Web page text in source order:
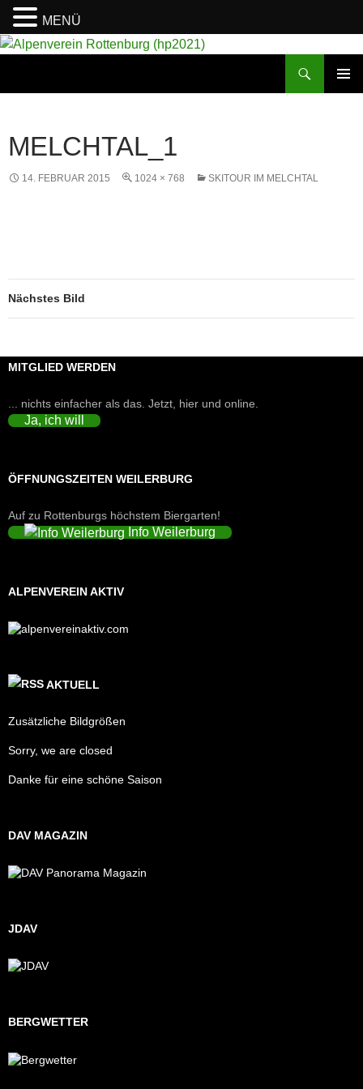
MELCHTAL_1
14. FEBRUAR 2015 1024 × 768 SKITOUR IM MELCHTAL
Nächstes Bild
MITGLIED WERDEN
... nichts einfacher als das. Jetzt, hier und online.
Ja, ich will
ÖFFNUNGSZEITEN WEILERBURG
Auf zu Rottenburgs höchstem Biergarten!
Info Weilerburg
ALPENVEREIN AKTIV
AKTUELL
Zusätzliche Bildgrößen
Sorry, we are closed
Danke für eine schöne Saison
DAV MAGAZIN
JDAV
BERGWETTER
MENÜ